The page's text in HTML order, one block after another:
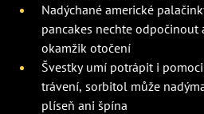
Nadýchané americké
pancakes nechte odpočinout
okamžik otočení
Švestky umí potrápit i
trávení, sorbitol může
plíseň ani špína